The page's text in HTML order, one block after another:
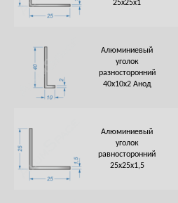
25х25х1
Алюминиевый
уголок
разносторонний
40х10х2 Анод
Алюминиевый
уголок
равносторонний
25х25х1,5